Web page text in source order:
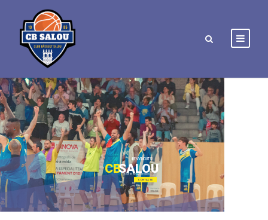
CB
CONTACTE
BENVINGUTS!
Club de Bàsquet de Salou
SALOU